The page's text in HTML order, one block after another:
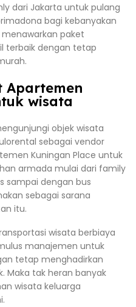
dari Jakarta untuk pulang
bagi kebanyakan
paket
terbaik dengan tetap
Apartemen
wisata
objek wisata
sebagai vendor
Kuningan Place untuk
armada mulai dari family
sampai dengan bus
sebagai sarana
itu.
wisata berbiaya
manajemen untuk
tetap menghadirkan
Maka tak heran banyak
wisata keluarga